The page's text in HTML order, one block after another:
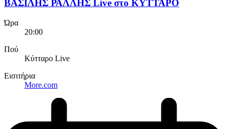
ΒΑΣΙΛΗΣ ΡΑΛΛΗΣ Live στο ΚΥΤΤΑΡΟ
Ώρα
20:00
Πού
Κύτταρο Live
Εισιτήρια
More.com